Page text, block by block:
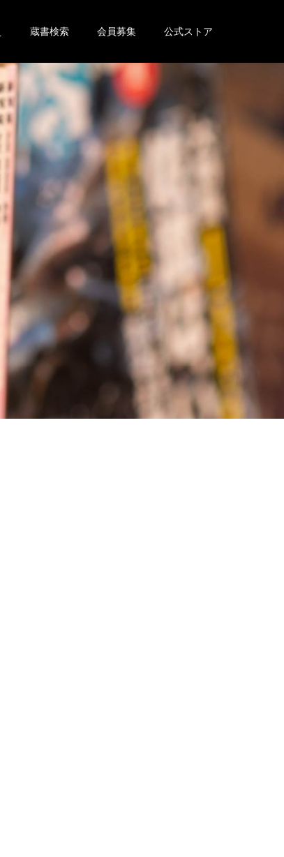
蔵書検索 会員募集 公式ストア